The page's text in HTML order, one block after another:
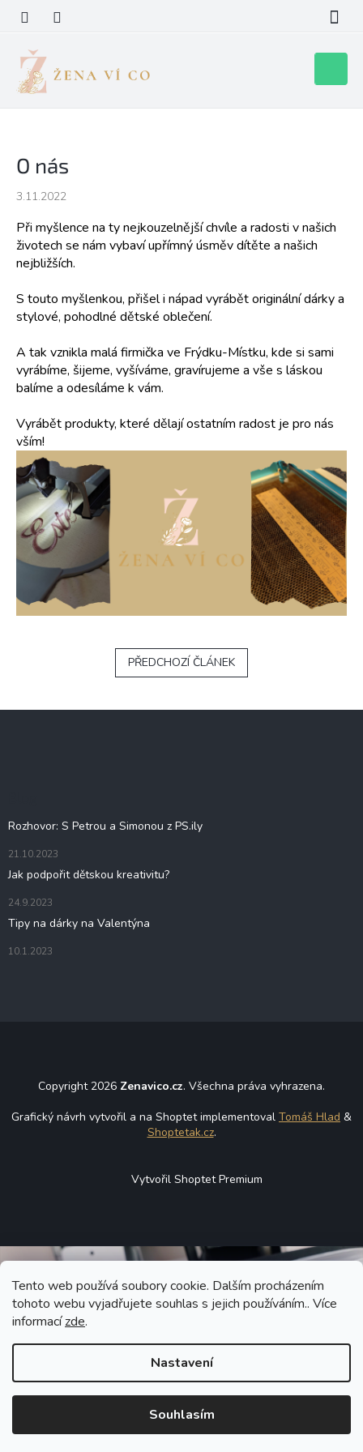
Tento web používá soubory cookie. Dalším procházením
tohoto webu vyjadřujete souhlas s jejich používáním.. Více
informacízde.
Nastavení
Souhlasím
obsah
košík
O nás
3.11.2022
Při myšlence na ty nejkouzelnější chvíle a radosti v našich
životech se nám vybaví upřímný úsměv dítěte a našich
nejbližších.
S touto myšlenkou, přišel i nápad vyrábět originální dárky a
stylové, pohodlné dětské oblečení.
A tak vznikla malá firmička ve Frýdku-Místku, kde si sami
vyrábíme, šijeme, vyšíváme, gravírujeme a vše s láskou
balíme a odesíláme k vám.
Vyrábět produkty, které dělají ostatním radost je pro nás
vším!
PŘEDCHOZÍ ČLÁNEK
Rozhovor: S Petrou a Simonou z PS.ily
21.10.2023
Jak podpořit dětskou kreativitu?
24.9.2023
Tipy na dárky na Valentýna
10.1.2023
Copyright 2026 Zenavico.cz. Všechna práva vyhrazena.
Grafický návrh vytvořil a na Shoptet implementoval Tomáš Hlad &
Shoptetak.cz.
Vytvořil Shoptet Premium